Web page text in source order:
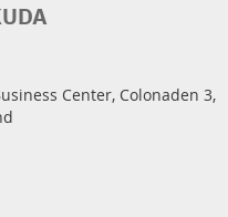
Center, Colonaden 3,